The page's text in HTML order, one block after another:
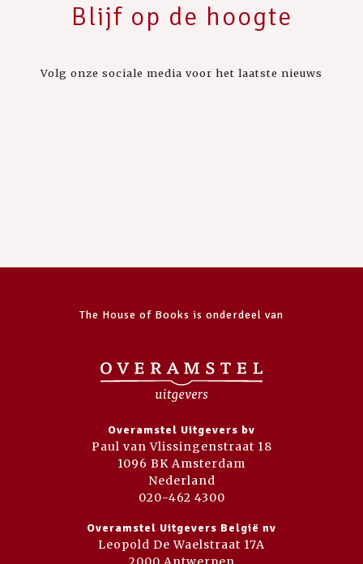
Blijf op de hoogte
Volg onze sociale media voor het laatste nieuws
The House of Books is onderdeel van
Overamstel Uitgevers bv
Paul van Vlissingenstraat 18
1096 BK Amsterdam
Nederland
020-462 4300
Overamstel Uitgevers België nv
Leopold De Waelstraat 17A